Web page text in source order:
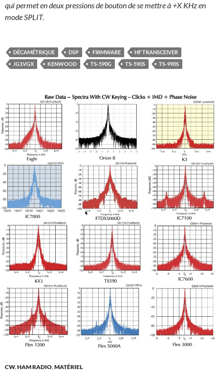
qui permet en deux pressions de bouton de se mettre à +X KHz en
mode SPLIT.
DÉCAMÉTRIQUE DSP FIRMWARE
HF TRANSCEIVER
JG1VGX
KENWOOD TS-590G TS-590S TS-990S
CW,HAM RADIO,MATÉRIEL